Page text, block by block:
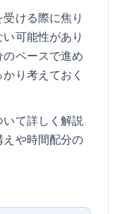
ける際に焦り
可能性があり
ペースで進め
り考えておく
て詳しく解説
や時間配分の